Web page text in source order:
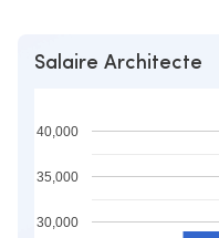
Salaire Architecte
30,000
35,000
40,000